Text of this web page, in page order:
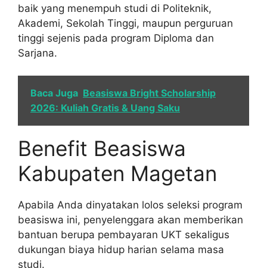
baik yang menempuh studi di Politeknik,
Akademi, Sekolah Tinggi, maupun perguruan
tinggi sejenis pada program Diploma dan
Sarjana.
Baca Juga Beasiswa Bright Scholarship
2026: Kuliah Gratis & Uang Saku
Benefit Beasiswa
Kabupaten Magetan
Apabila Anda dinyatakan lolos seleksi program
beasiswa ini, penyelenggara akan memberikan
bantuan berupa pembayaran UKT sekaligus
dukungan biaya hidup harian selama masa
studi.